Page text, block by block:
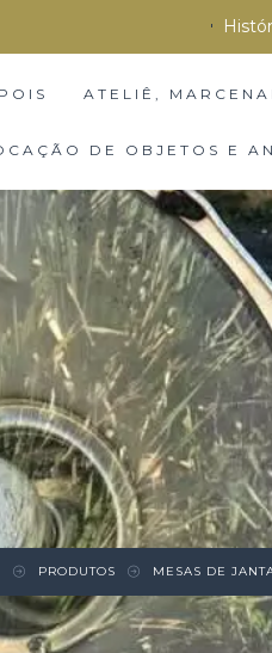
ATELIÊ,
DE OBJETOS E
PRODUTOS MESAS DE